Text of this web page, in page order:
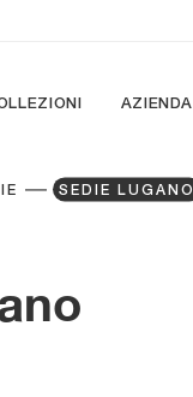
AZIENDA
SEDIE LUGANO